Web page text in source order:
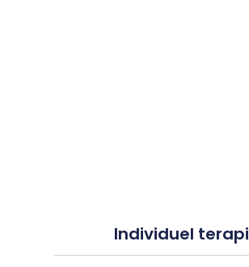
Individuel terapi